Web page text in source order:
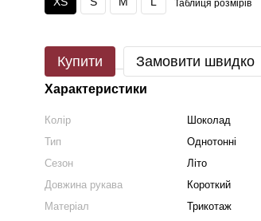
Таблиця розмірів
Купити Замовити швидко
Характеристики
Колір
Шоколад
Тип
Однотонні
Сезон
Літо
Довжина рукава
Короткий
Матеріал
Трикотаж